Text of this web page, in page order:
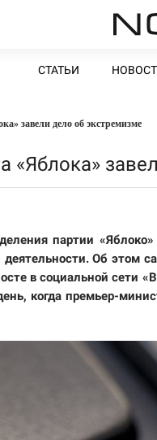
СТАТЬИ
завели дело об экстремизме
«Яблока»
партии
Об этом
в социальной сети
когда премьер-